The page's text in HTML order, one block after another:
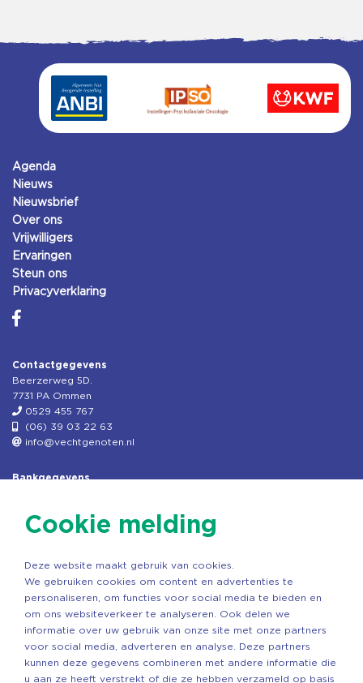
Agenda
Nieuws
Nieuwsbrief
Over ons
Vrijwilligers
Ervaringen
Steun ons
Privacyverklaring
Contactgegevens
Beerzerweg 5D.
7731 PA Ommen
0529 455 767
(06) 39 03 22 63
info@vechtgenoten.nl
Bankgegevens
Rek.nr: NL85RABO0127579230
Copyright ©2026 Vechtgenoten
Cookie melding
Deze website maakt gebruik van cookies.
We gebruiken cookies om content en advertenties te
personaliseren, om functies voor social media te bieden en
om ons websiteverkeer te analyseren. Ook delen we
informatie over uw gebruik van onze site met onze partners
voor social media, adverteren en analyse. Deze partners
kunnen deze gegevens combineren met andere informatie die
u aan ze heeft verstrekt of die ze hebben verzameld op basis